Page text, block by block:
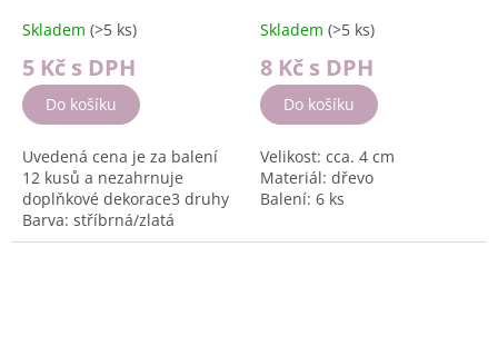
Skladem (>5 ks)
5 Kč s DPH
Do košíku
Uvedená cena je za balení
12 kusů a nezahrnuje
doplňkové dekorace3 druhy
Barva: stříbrná/zlatá
Velikost: cca. 3,5 cm
Skladem (>5 ks)
8 Kč s DPH
Do košíku
Velikost: cca. 4 cm
Materiál: dřevo
Balení: 6 ks